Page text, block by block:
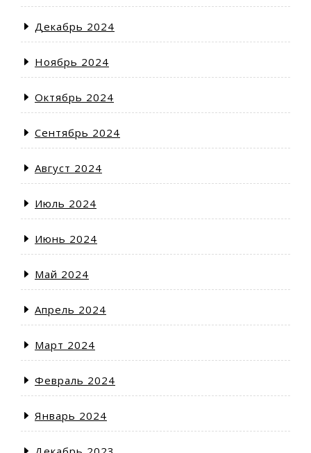
Декабрь 2024
Ноябрь 2024
Октябрь 2024
Сентябрь 2024
Август 2024
Июль 2024
Июнь 2024
Май 2024
Апрель 2024
Март 2024
Февраль 2024
Январь 2024